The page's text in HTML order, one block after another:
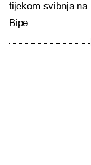
tijekom svibnja na
Bipe.